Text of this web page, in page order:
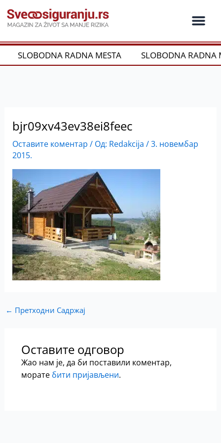
на
садржај
SLOBODNA RADNA MESTA SLOBODNA RADNA
bjr09xv43ev38ei8feec
Оставите коментар / Од: Redakcija /3. новембар
2015.
← Претходни Садржај
Оставите одговор
Жао нам је, да би поставили коментар,
морате бити пријављени.